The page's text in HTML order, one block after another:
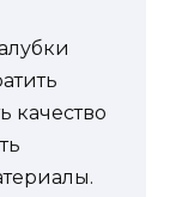
качество